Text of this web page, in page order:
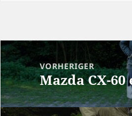
Beitragsnavigation
VORHERIGER
Vorheriger
Beitrag:
Mazda CX-